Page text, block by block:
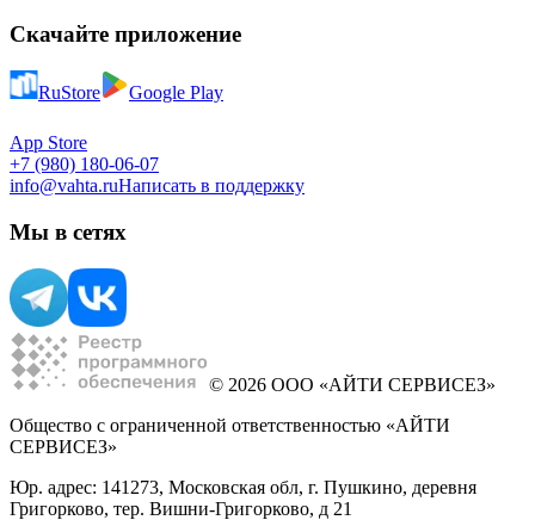
Скачайте приложение
RuStore Google Play
App Store
+7 (980) 180-06-07
info@vahta.ruНаписать в поддержку
Мы в сетях
© 2026 ООО «АЙТИ СЕРВИСЕЗ»
Общество с ограниченной ответственностью «АЙТИ
СЕРВИСЕЗ»
Юр. адрес: 141273, Московская обл, г. Пушкино, деревня
Григорково, тер. Вишни-Григорково, д 21